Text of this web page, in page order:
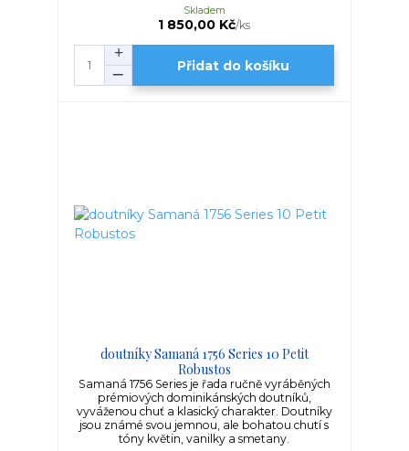
1 850,00 Kč/ks
Skladem
Přidat do košíku
doutníky Samaná 1756 Series 10 Petit
Robustos
Samaná 1756 Series je řada ručně vyráběných
prémiových dominikánských doutníků,
vyváženou chuť a klasický charakter. Doutníky
jsou známé svou jemnou, ale bohatou chutí s
tóny květin, vanilky a smetany.